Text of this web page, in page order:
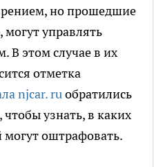
но прошедшие
управлять
В этом случае в их
отметка
njcar. ruобратились
узнать, в каких
могут оштрафовать.